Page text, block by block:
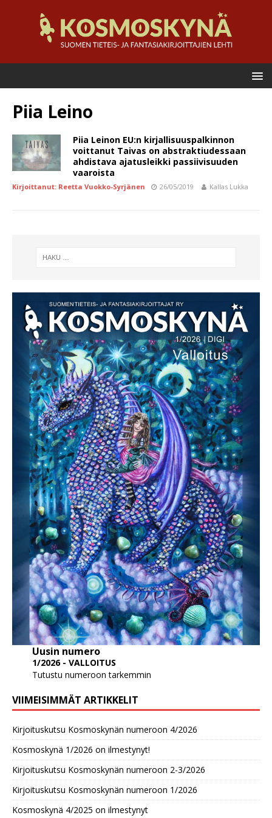
Piia Leino
Piia Leinon EU:n kirjallisuuspalkinnon
voittanut Taivas on abstraktiudessaan
ahdistava ajatusleikki passiivisuuden
vaaroista
Kirjoittanut: Reetta Vuokko-Syrjänen 26/05/2019 Kallas Lukka
Uusin numero
1/2026 - VALLOITUS
Tutustu numeroon tarkemmin
VIIMEISIMMÄT ARTIKKELIT
Kirjoituskutsu Kosmoskynän numeroon 4/2026
Kosmoskynä 1/2026 on ilmestynyt!
Kirjoituskutsu Kosmoskynän numeroon 2-3/2026
Kirjoituskutsu Kosmoskynän numeroon 1/2026
Kosmoskynä 4/2025 on ilmestynyt